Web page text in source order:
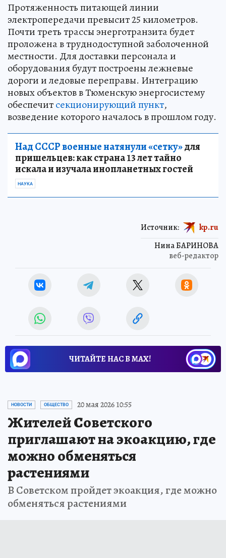
Протяженность питающей линии
электропередачи превысит 25 километров.
Почти треть трассы энерготранзита будет
проложена в труднодоступной заболоченной
местности. Для доставки персонала и
оборудования будут построены лежневые
дороги и ледовые переправы. Интеграцию
новых объектов в Тюменскую энергосистему
обеспечитсекционирующий пункт,
возведение которого началось в прошлом году.
Над СССР военные натянули «сетку»для
пришельцев: как страна 13 лет тайно
искала и изучала инопланетных гостей
НАУКА
Нина БАРИНОВА
веб-редактор
Источник: kp.ru
ЧИТАЙТЕ НАС В МАХ!
НОВОСТИ ОБЩЕСТВО 20 мая 2026 10:55
Жителей Советского
приглашают на экоакцию, где
можно обменяться
растениями
В Советском пройдет экоакция, где можно
обменяться растениями